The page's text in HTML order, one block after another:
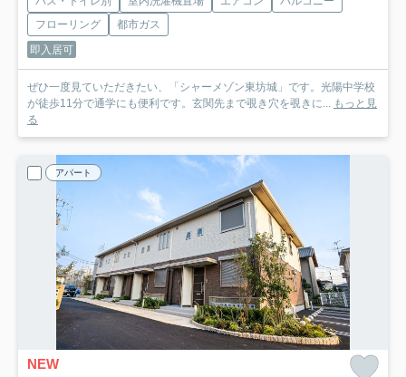
フローリング
都市ガス
即入居可
ぜひ一度見ていただきたい、「シャーメゾン東坊城」です。光陽中学校
が徒歩11分で通学にも便利です。玄関先まで覗き穴を覗きに... もっと見
る
アパート
NEW